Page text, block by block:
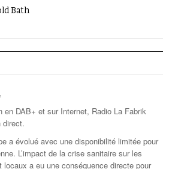
Bath
en DAB+ et sur Internet, Radio La Fabrik
direct.
a évolué avec une disponibilité limitée pour
L’impact de la crise sanitaire sur les
a eu une conséquence directe pour